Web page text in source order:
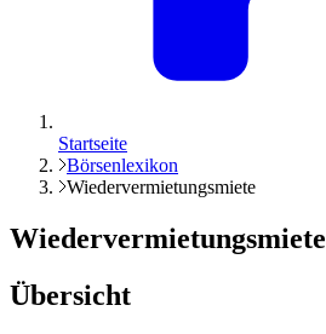
Startseite
Börsenlexikon
Wiedervermietungsmiete
Wiedervermietungsmiete
Übersicht